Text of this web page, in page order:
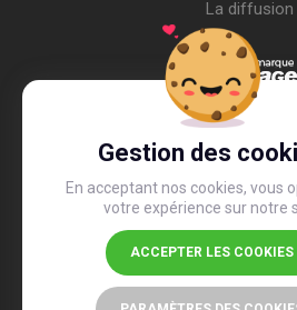
Gestion des
En acceptant nos cookies, vous
votre expérience sur notre
ACCEPTER LES COOKIES
La diffusion
4,4